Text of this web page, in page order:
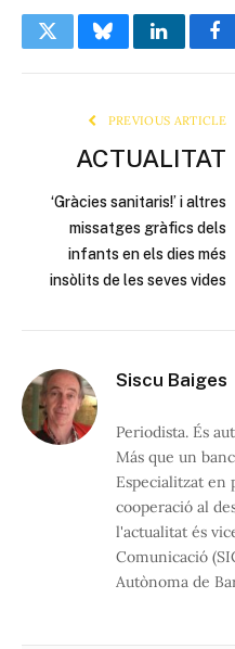
TwitterBlueskyLinkedIn
PREVIOUS ARTICLE
ACTUALITAT
‘Gràcies sanitaris!’ i altres
missatges gràfics dels
infants en els dies més
insòlits de les seves vides
Siscu Baiges
Periodista. És
Más que un
Especialitzat en
cooperació al
l'actualitat és
Comunicació
Autònoma de